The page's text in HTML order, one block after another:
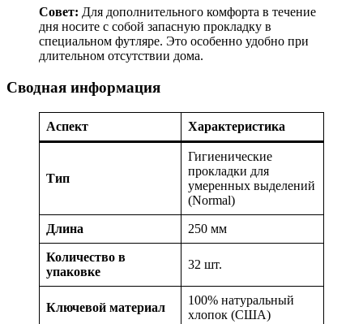
Совет: Для дополнительного комфорта в течение
дня носите с собой запасную прокладку в
специальном футляре. Это особенно удобно при
длительном отсутствии дома.
Сводная информация
Аспект Характеристика
Тип
Гигиенические
прокладки для
умеренных выделений
(Normal)
Длина 250 мм
Количество в
упаковке
32 шт.
Ключевой материал
100% натуральный
хлопок (США)